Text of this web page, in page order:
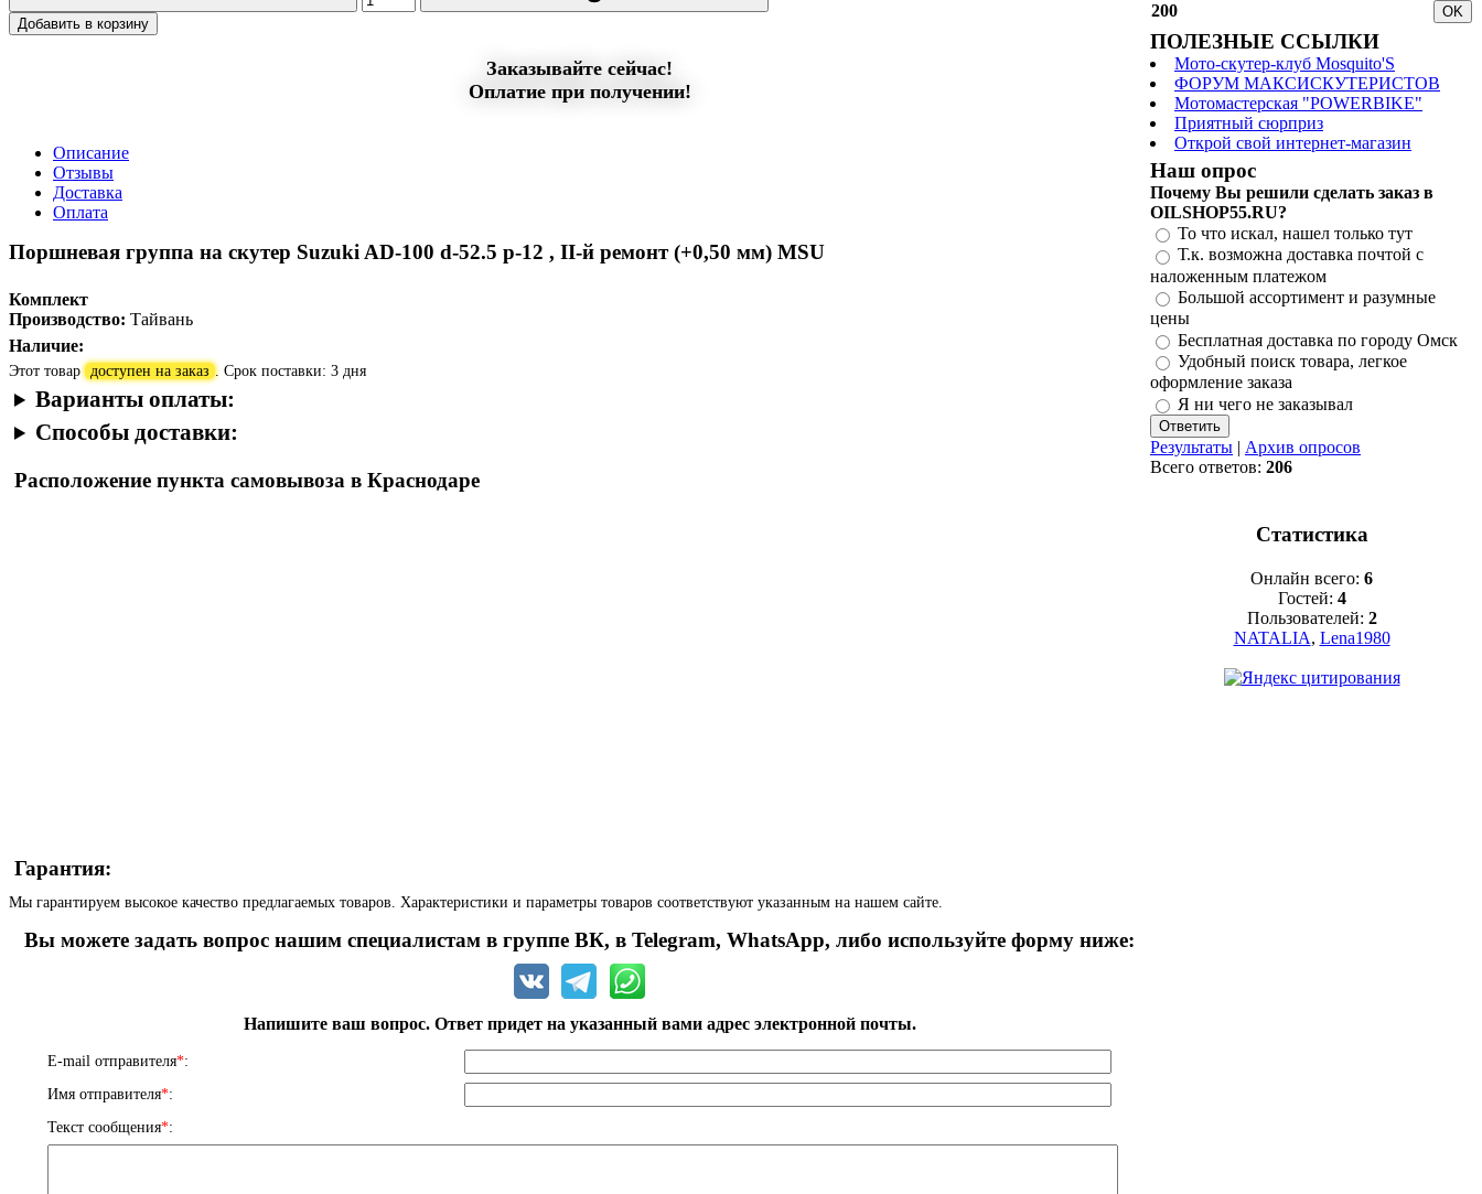
Добавить в корзину
Заказывайте сейчас!
Оплатие при получении!
Описание
Отзывы
Доставка
Оплата
Поршневая группа на скутер Suzuki AD-100 d-52.5 p-12 , II-й ремонт (+0,50 мм) MSU
Комплект
Производство: Тайвань
Наличие:
Этот товар доступен на заказ . Срок поставки: 3 дня
Варианты оплаты:
Способы доставки:
Расположение пункта самовывоза в Краснодаре
Гарантия:
Мы гарантируем высокое качество предлагаемых товаров. Характеристики и параметры товаров соответствуют указанным на нашем сайте.
Вы можете задать вопрос нашим специалистам в группе ВК, в Telegram, WhatsApp, либо используйте форму ниже:
Напишите ваш вопрос. Ответ придет на указанный вами адрес электронной почты.
E-mail отправителя*:
Имя отправителя*:
Текст сообщения*:
200
ПОЛЕЗНЫЕ ССЫЛКИ
Мото-скутер-клуб Mosquito'S
ФОРУМ МАКСИСКУТЕРИСТОВ
Мотомастерская "POWERBIKE"
Приятный сюрприз
Открой свой интернет-магазин
Наш опрос
Почему Вы решили сделать заказ в
OILSHOP55.RU?
То что искал, нашел только тут
Т.к. возможна доставка почтой с
наложенным платежом
Большой ассортимент и разумные
цены
Бесплатная доставка по городу Омск
Удобный поиск товара, легкое
оформление заказа
Я ни чего не заказывал
Результаты | Архив опросов
Всего ответов: 206
Статистика
Онлайн всего: 6
Гостей: 4
Пользователей: 2
NATALIA, Lena1980